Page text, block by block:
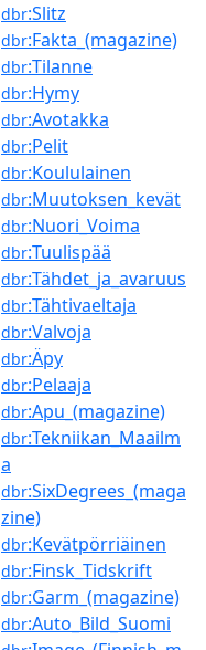
dbr:Slitz
dbr:Fakta_(magazine)
dbr:Tilanne
dbr:Hymy
dbr:Avotakka
dbr:Pelit
dbr:Koululainen
dbr:Muutoksen_kevät
dbr:Nuori_Voima
dbr:Tuulispää
dbr:Tähdet_ja_avaruus
dbr:Tähtivaeltaja
dbr:Valvoja
dbr:Äpy
dbr:Pelaaja
dbr:Apu_(magazine)
dbr:Tekniikan_Maailm
a
dbr:SixDegrees_(maga
zine)
dbr:Kevätpörriäinen
dbr:Finsk_Tidskrift
dbr:Garm_(magazine)
dbr:Auto_Bild_Suomi